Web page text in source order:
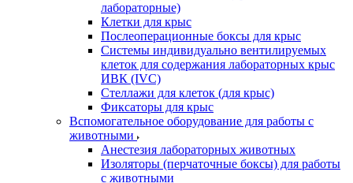
лабораторные)
Клетки для крыс
Послеоперационные боксы для крыс
Системы индивидуально вентилируемых
клеток для содержания лабораторных крыс
ИВК (IVC)
Стеллажи для клеток (для крыс)
Фиксаторы для крыс
Вспомогательное оборудование для работы с
животными
Анестезия лабораторных животных
Изоляторы (перчаточные боксы) для работы
с животными